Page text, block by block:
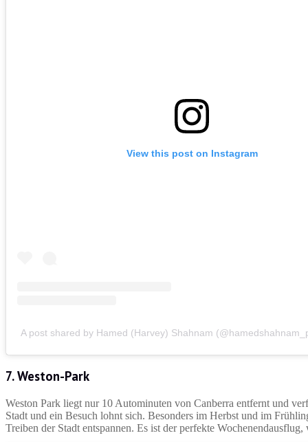
View this post on Instagram
A post shared by Hamed (Harvey) Shahnam
7. Weston-Park
Weston Park liegt nur 10 Autominuten von Canberra entfernt und
Stadt und ein Besuch lohnt sich. Besonders im Herbst und im
Treiben der Stadt entspannen. Es ist der perfekte